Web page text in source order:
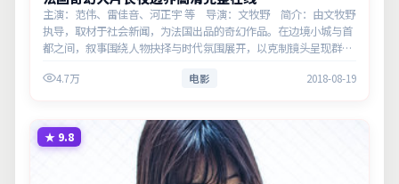
主演：范伟、雷佳音、河正宇 等 导演：文牧野 简介：由文牧野
执导，取材于社会新闻，为法国出品的奇幻作品。在边境小城与首
都之间，叙事围绕人物抉择与时代氛围展开，以克制镜头呈现群像
4.7万 电影 2018-08-19
★ 9.8